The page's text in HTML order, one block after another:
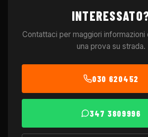
Contattaci per maggiori informazioni
una prova su strada.
030 620452
347 3809996